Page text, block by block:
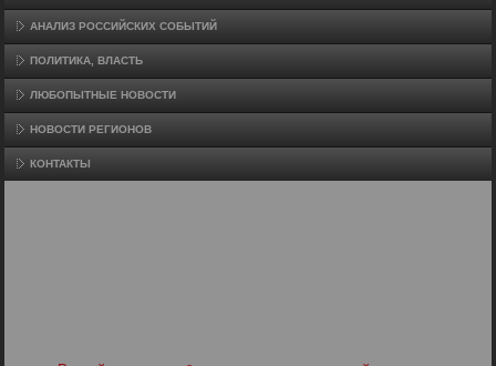
АНАЛИЗ РОССИЙСКИХ СОБЫТИЙ
ПОЛИТИКА, ВЛАСТЬ
ЛЮБОПЫТНЫЕ НОВОСТИ
НОВОСТИ РЕГИОНОВ
КОНТАКТЫ